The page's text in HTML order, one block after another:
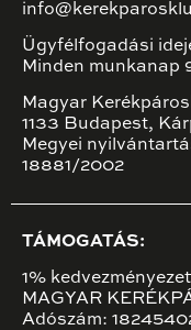
Ügyfélfogadási
Minden munkanap
Magyar
1133 Budapest,
Megyei
18881/2002
TÁMOGATÁS:
1%
MAGYAR
Adószám: